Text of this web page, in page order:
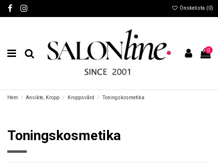
Önskelista (0)
0
Hem Ansikte, Kropp Kroppsvård Toningskosmetika
Toningskosmetika